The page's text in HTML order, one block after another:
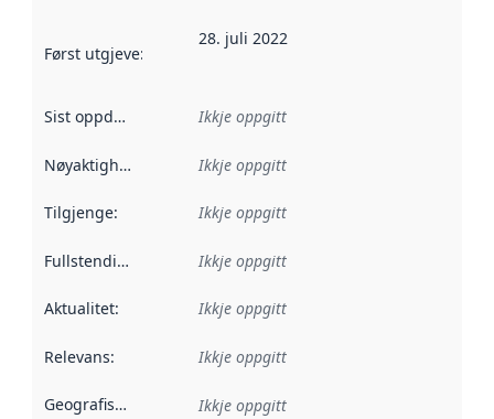
Først utgjeve: Denne datoen seier når dataa i dette
28. juli 2022
Sist oppdatert Ikkje oppgitt
Nøyaktigheit Ikkje oppgitt
Tilgjenge: Ikkje oppgitt
Fullstendigheit Ikkje oppgitt
Aktualitet: Ikkje oppgitt
Relevans: Ikkje oppgitt
Geografisk område Ikkje oppgitt